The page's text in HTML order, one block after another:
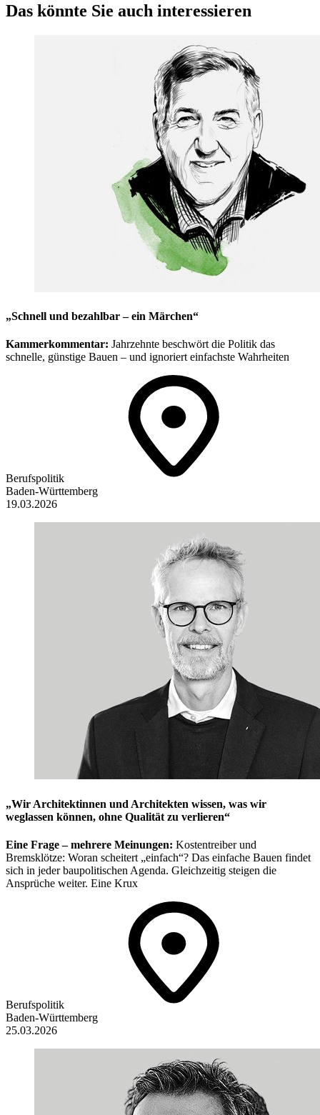
Das könnte Sie auch interessieren
„Schnell und bezahlbar – ein Märchen“
Kammerkommentar: Jahrzehnte beschwört die Politik das
schnelle, günstige Bauen – und ignoriert einfachste Wahrheiten
Berufspolitik
Baden-Württemberg
19.03.2026
„Wir Architektinnen und Architekten wissen, was wir
weglassen können, ohne Qualität zu verlieren“
Eine Frage – mehrere Meinungen: Kostentreiber und
Bremsklötze: Woran scheitert „einfach“? Das einfache Bauen findet
sich in jeder baupolitischen Agenda. Gleichzeitig steigen die
Ansprüche weiter. Eine Krux
Berufspolitik
Baden-Württemberg
25.03.2026